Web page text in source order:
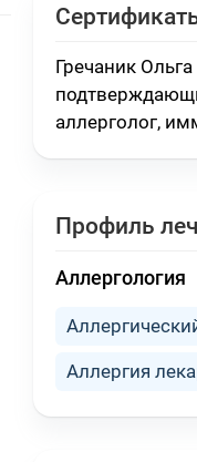
Гречаник
аллерголог,
Профиль
Аллергология
Аллергия